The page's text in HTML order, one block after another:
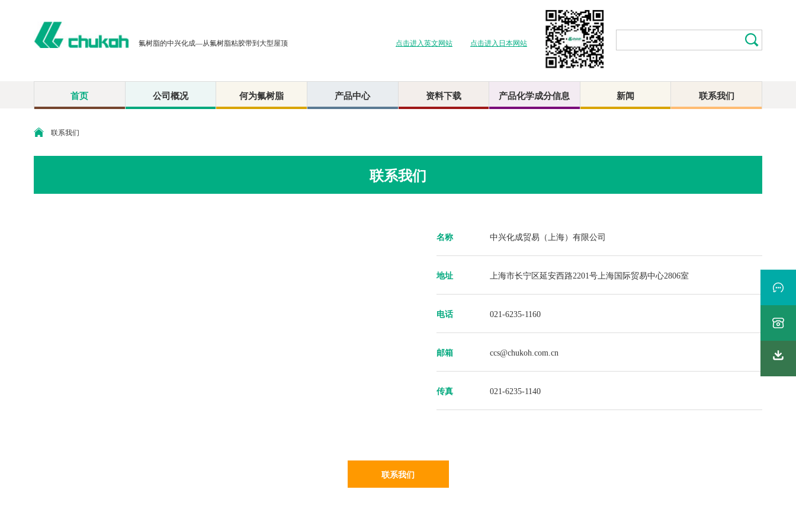
氟树脂的中兴化成—从氟树脂粘胶带到大型屋顶 点击进入日本网站
点击进入英文网站
首页 公司概况 何为氟树脂 产品中心 资料下载 产品化学成分信息 新闻 联系我们
联系我们
联系我们
名称 中兴化成贸易（上海）有限公司
地址 上海市长宁区延安西路2201号上海国际贸易中心2806室
电话 021-6235-1160
邮箱 ccs@chukoh.com.cn
传真 021-6235-1140
联系我们